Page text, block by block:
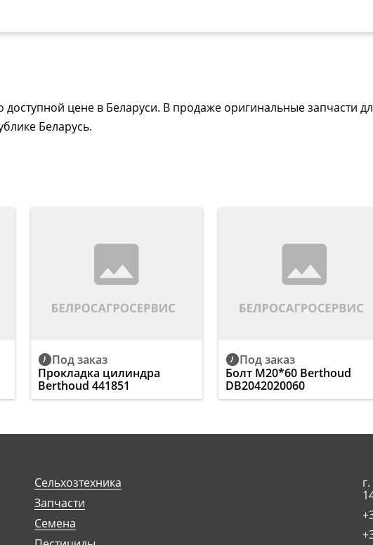
доступной цене в Беларуси. В продаже оригинальные запчасти
Беларусь.
Под заказ
Прокладка цилиндра
Berthoud 441851
Под заказ
Болт М20*60 Berthoud
DB2042020060
Сельхозтехника
Запчасти
Семена